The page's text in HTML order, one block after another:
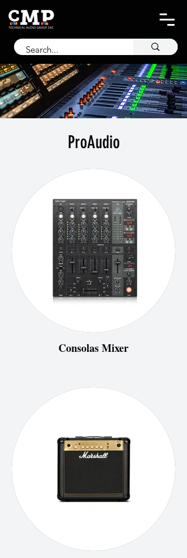
ProAudio
Consolas Mixer